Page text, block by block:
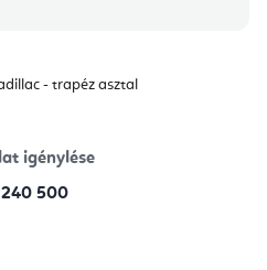
- trapéz asztal
igénylése
240 500